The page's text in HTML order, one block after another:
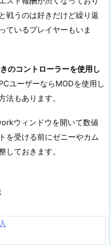
戦うのは好きだけど繰り返
ているプレイヤーもいま
のコントローラーを使用し
ユーザーならMODを使用し
法もあります。
ウィンドウを開いて数値
を受ける前にゼニーやカム
しておきます。